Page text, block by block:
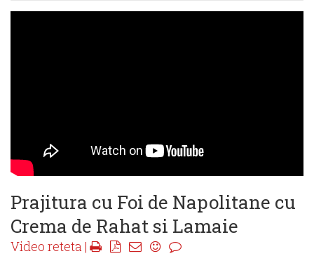
Prajitura cu Foi de Napolitane cu
Crema de Rahat si Lamaie
Video reteta |